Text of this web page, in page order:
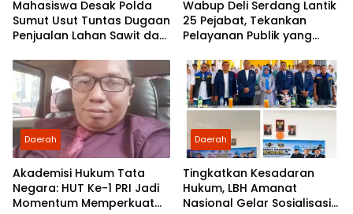
Mahasiswa Desak Polda
Sumut Usut Tuntas Dugaan
Penjualan Lahan Sawit dan
Partai Demokrat Sumut
Wabup Deli Serdang Lantik
25 Pejabat, Tekankan
Pelayanan Publik yang
Daerah
Akademisi Hukum Tata
Negara: HUT Ke-1 PRI Jadi
Momentum Memperkuat
Daerah
Tingkatkan Kesadaran
Hukum, LBH Amanat
Nasional Gelar Sosialisasi